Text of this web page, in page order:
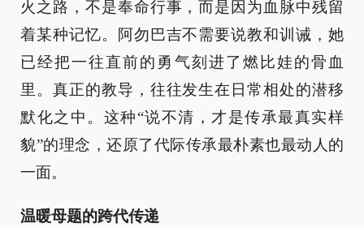
火之路，不是奉命行事，而是因为血脉中残留
着某种记忆。阿勿巴吉不需要说教和训诫，她
已经把一往直前的勇气刻进了燃比娃的骨血
里。真正的教导，往往发生在日常相处的潜移
默化之中。这种“说不清，才是传承最真实样
貌”的理念，还原了代际传承最朴素也最动人的
一面。
温暖母题的跨代传递